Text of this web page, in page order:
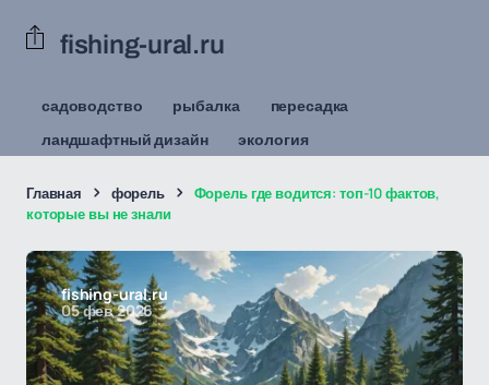
fishing-ural.ru
садоводство рыбалка
пересадка
ландшафтный дизайн
экология
Главная форель
Форель где водится: топ-10 фактов,
которые вы не знали
fishing-ural.ru
05 фев 2026